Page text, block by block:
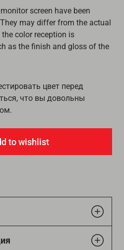
screen have been
may differ from the actual
color reception is
as the finish and gloss of the
цвет перед
что вы довольны
to wishlist